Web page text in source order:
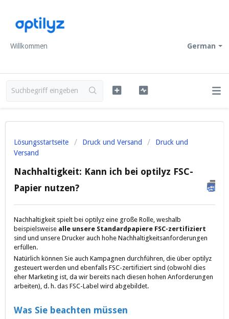
German
Willkommen
Lösungsstartseite Druck und Versand
Druck und
Versand
Nachhaltigkeit: Kann ich bei optilyz FSC-
Papier nutzen?
Nachhaltigkeit spielt bei optilyz eine große Rolle, weshalb
beispielsweise alle unsere Standardpapiere FSC-zertifiziert
sind und unsere Drucker auch hohe Nachhaltigkeitsanforderungen
erfüllen.
Natürlich können Sie auch Kampagnen durchführen, die über optilyz
gesteuert werden und ebenfalls FSC-zertifiziert sind (obwohl dies
eher Marketing ist, da wir bereits nach diesen hohen Anforderungen
arbeiten), d. h. das FSC-Label wird abgebildet.
Was Sie beachten müssen